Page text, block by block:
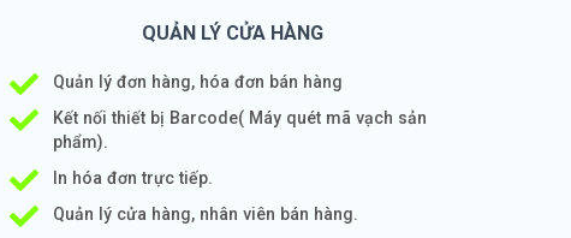
QUẢN LÝ CỬA HÀNG
Quản lý đơn hàng, hóa đơn bán hàng
Kết nối thiết bị Barcode( Máy quét mã vạch sản
phẩm).
In hóa đơn trực tiếp.
Quản lý cửa hàng, nhân viên bán hàng.